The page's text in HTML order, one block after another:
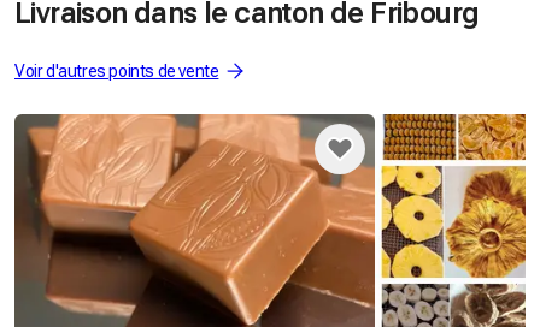
Livraison dans le canton de Fribourg
Voir d'autres points de vente